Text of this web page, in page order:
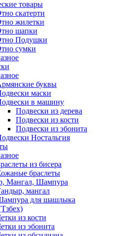
товары
скатерти
жилетки
шапки
Подушки
сумки
буквы
маски
в машину
Подвески из дерева
Подвески из кости
Подвески из эбонита
Ностальгия
из бисера
браслеты
Мангал, Шампура
мангал
для шашлыка
из кости
из эбонита